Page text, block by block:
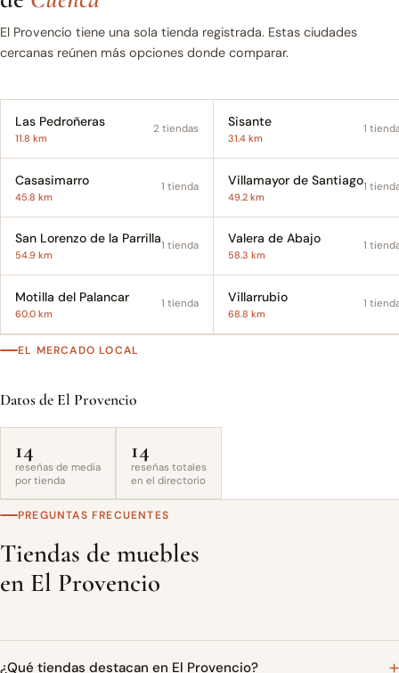
El Provencio tiene una sola tienda registrada. Estas ciudades
cercanas reúnen más opciones donde comparar.
Las Pedroñeras
11.8 km
2 tiendas Sisante
31.4 km
1
Casasimarro
45.8 km
1 tienda Villamayor de Santiago
49.2 km
1
San Lorenzo de la Parrilla
54.9 km
1 tienda Valera de Abajo
58.3 km
1
Motilla del Palancar
60.0 km
1 tienda Villarrubio
68.8 km
1
EL MERCADO LOCAL
Datos de El Provencio
14
reseñas de media
por tienda
14
reseñas totales
en el directorio
PREGUNTAS FRECUENTES
Tiendas de muebles
en El Provencio
¿Qué tiendas destacan en El Provencio?